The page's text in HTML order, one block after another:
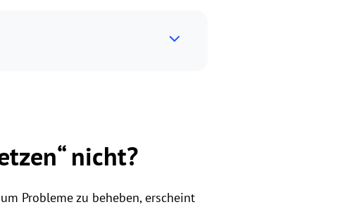
nicht?
Probleme zu beheben, erscheint